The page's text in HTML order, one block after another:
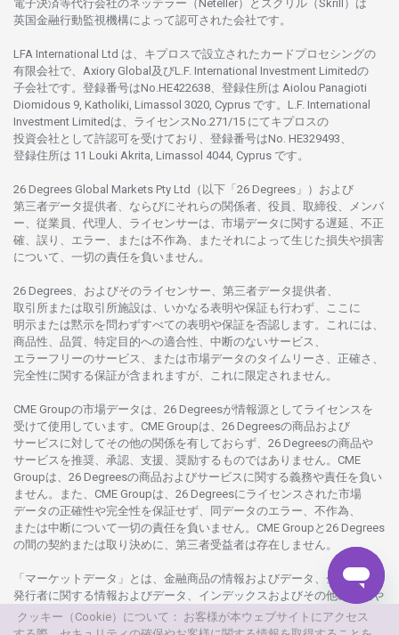
電子決済等代行会社のネッテラー （Neteller）と スクリル （Skrill）は
英国金融行動監視機構によって認可さ れた会社です。
LFA International Ltd は、 キプロスで設立さ れた カードプロセシングの
有限会社で、Axiory Global 及びL.F. International Investment Limitedの
子会社です。 登録番号はNo.HE422638、 登録住所は Aiolou Panagioti
Diomidous 9, Katholiki, Limassol 3020, Cyprus です。L.F. International
Investment Limitedは、 ライセンスNo.271/15 にてキプロスの
投資会社として許認可を受けており、 登録番号はNo. HE329493、
登録住所は 11 Louki Akrita, Limassol 4044, Cyprus です。
26 Degrees Global Markets Pty Ltd（以下「26 Degrees」） および
第三者データ提供者、ならびにそれらの関係者、役員、取締役、メンバ
ー、従業員、代理人、ライセンサーは、 市場データに関する遅延、不正
確、誤り、エラー、
または不作為、 またそれによって生じた損失や損害
について、 一切の責任を負いません。
26 Degrees、 およびそのライセンサー、 第三者データ提供者、
取引所または取引所施設は、いかなる表明や保証も行わず、 ここに
明示または黙示を 問わずすべての表明や保証を否認し ます。 これには、
商品性、品質、 特定目的への適合性、 中断のないサービス、
エラーフリーのサービス、 または市場データのタイムリーさ、正確さ、
完全性に関する保証が含まれますが、これに限定さ れません。
CME Groupの市場データは、26 Degreesが情報源としてライセンスを
受けて使用しています。 CME Groupは、26 Degreesの商品および
サービスに対してその他の関係を有しておらず、26 Degreesの商品や
サービスを推奨、承認、支援、 奨励するものではありません。 CME
Groupは、26 Degreesの商品およびサービスに関する義務や責任を負い
ません。また、CME Groupは、26 Degreesにライセンスさ れた市場
データの正確性や完全性を保証せず、 同 データのエラー、不作為、
または中断について一切の責任を負いません。 CME Groupと26 Degrees
の間の契約または取り 決めに、 第三者受益者は存在し ません。
「マーケットデータ」とは、 金融商品の情報およびデータ、 金融商品の
発行者に関する情報およびデータ、 インデックスおよびその他の
情報や
データを指し、26 Degreesまたは26 Degreesグループ会社が提供する
製品や サービスの 一部として、更新頻度を問わ ず提供さ れるものを
クッキー（Cookie）について： お客様が本ウェブサイトにアクセス